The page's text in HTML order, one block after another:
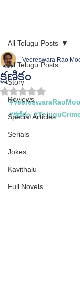
All Telugu Posts
Story
Reviews
Special Articles
Serials
Jokes
Kavithalu
Full Novels
All Telugu Posts
క్షణికం
Veereswara Rao
Rated NaN out of
#క్షణికం,